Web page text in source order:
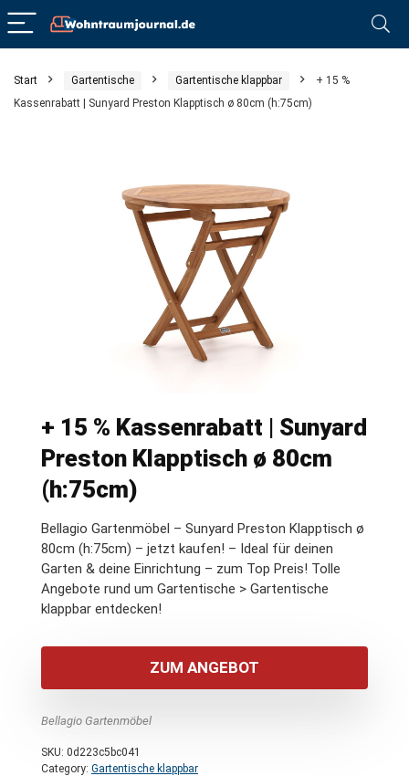
Start Gartentische Gartentische klappbar
+ 15 %
Kassenrabatt | Sunyard Preston Klapptisch ø 80cm (h:75cm)
+ 15 % Kassenrabatt | Sunyard
Preston Klapptisch ø 80cm
(h:75cm)
Bellagio Gartenmöbel – Sunyard Preston Klapptisch ø
80cm (h:75cm) – jetzt kaufen! – Ideal für deinen
Garten & deine Einrichtung – zum Top Preis! Tolle
Angebote rund um Gartentische > Gartentische
klappbar entdecken!
ZUM ANGEBOT
Bellagio Gartenmöbel
SKU: 0d223c5bc041
Category: Gartentische klappbar